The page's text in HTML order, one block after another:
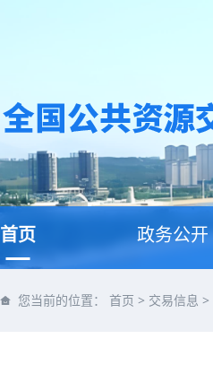
首页 政务公开
您当前的位置： 首页 > 交易信息 >